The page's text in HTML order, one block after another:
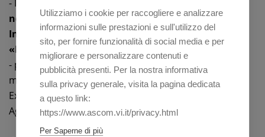
- Imprese, enti, professionisti
nella sezione «Catalogo dei fornitori» sezione
Internazionalizzazione del portale
«Innoveneto.org»;
- per i servizi TEM, può trattarsi di un professionista
messo a disposizione da una società di Temporary
Export Manager iscritta in elenchi tenuti da Enti e
Agenzie pubbliche.
Utilizziamo i cookie per raccogliere e analizzare
informazioni sulle prestazioni e sull'utilizzo del
sito, per fornire funzionalità di social media e per
migliorare e personalizzare contenuti e
pubblicità presenti. Per la nostra informativa
sulla privacy generale, visita la pagina dedicata
a questo link:
https://www.ascom.vi.it/privacy.html
Per Saperne di più